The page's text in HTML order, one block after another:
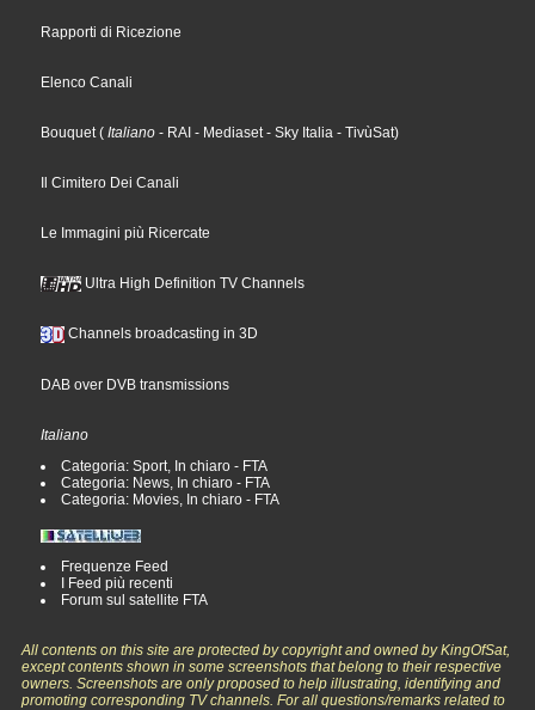
Rapporti di Ricezione
Elenco Canali
Bouquet ( Italiano - RAI - Mediaset - Sky Italia - TivùSat)
Il Cimitero Dei Canali
Le Immagini più Ricercate
Ultra High Definition TV Channels
Channels broadcasting in 3D
DAB over DVB transmissions
Italiano
Categoria: Sport, In chiaro - FTA
Categoria: News, In chiaro - FTA
Categoria: Movies, In chiaro - FTA
Frequenze Feed
I Feed più recenti
Forum sul satellite FTA
All contents on this site are protected by copyright and owned by KingOfSat,
except contents shown in some screenshots that belong to their respective
owners. Screenshots are only proposed to help illustrating, identifying and
promoting corresponding TV channels. For all questions/remarks related to